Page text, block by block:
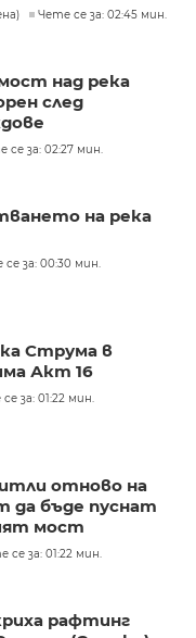
Чете се за: 02:45 мин.
над река
след
се за: 02:27 мин.
на река
за: 00:30 мин.
Струма в
Акт 16
за: 01:22 мин.
отново на
да бъде пуснат
мост
се за: 01:22 мин.
рафтинг